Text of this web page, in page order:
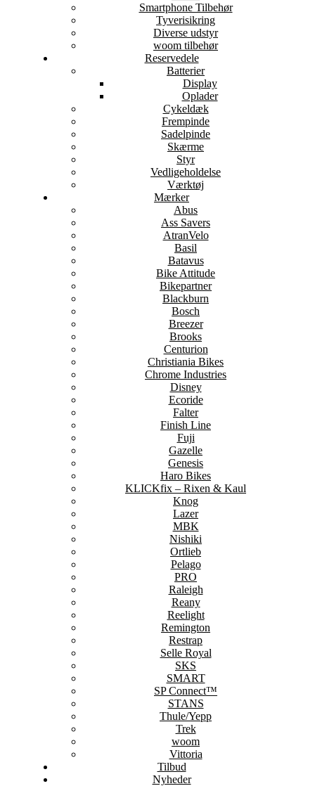
Smartphone Tilbehør
Tyverisikring
Diverse udstyr
woom tilbehør
Reservedele
Batterier
Display
Oplader
Cykeldæk
Frempinde
Sadelpinde
Skærme
Styr
Vedligeholdelse
Værktøj
Mærker
Abus
Ass Savers
AtranVelo
Basil
Batavus
Bike Attitude
Bikepartner
Blackburn
Bosch
Breezer
Brooks
Centurion
Christiania Bikes
Chrome Industries
Disney
Ecoride
Falter
Finish Line
Fuji
Gazelle
Genesis
Haro Bikes
KLICKfix – Rixen & Kaul
Knog
Lazer
MBK
Nishiki
Ortlieb
Pelago
PRO
Raleigh
Reany
Reelight
Remington
Restrap
Selle Royal
SKS
SMART
SP Connect™
STANS
Thule/Yepp
Trek
woom
Vittoria
Tilbud
Nyheder